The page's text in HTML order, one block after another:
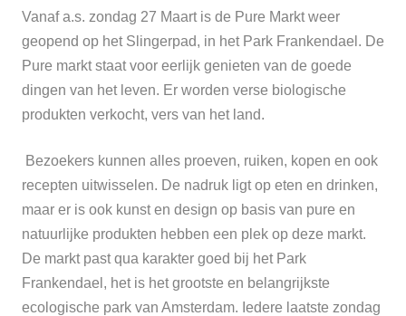
Vanaf a.s. zondag 27 Maart is de Pure Markt weer
geopend op het Slingerpad, in het Park Frankendael. De
Pure markt staat voor eerlijk genieten van de goede
dingen van het leven. Er worden verse biologische
produkten verkocht, vers van het land.
Bezoekers kunnen alles proeven, ruiken, kopen en ook
recepten uitwisselen. De nadruk ligt op eten en drinken,
maar er is ook kunst en design op basis van pure en
natuurlijke produkten hebben een plek op deze markt.
De markt past qua karakter goed bij het Park
Frankendael, het is het grootste en belangrijkste
ecologische park van Amsterdam. Iedere laatste zondag